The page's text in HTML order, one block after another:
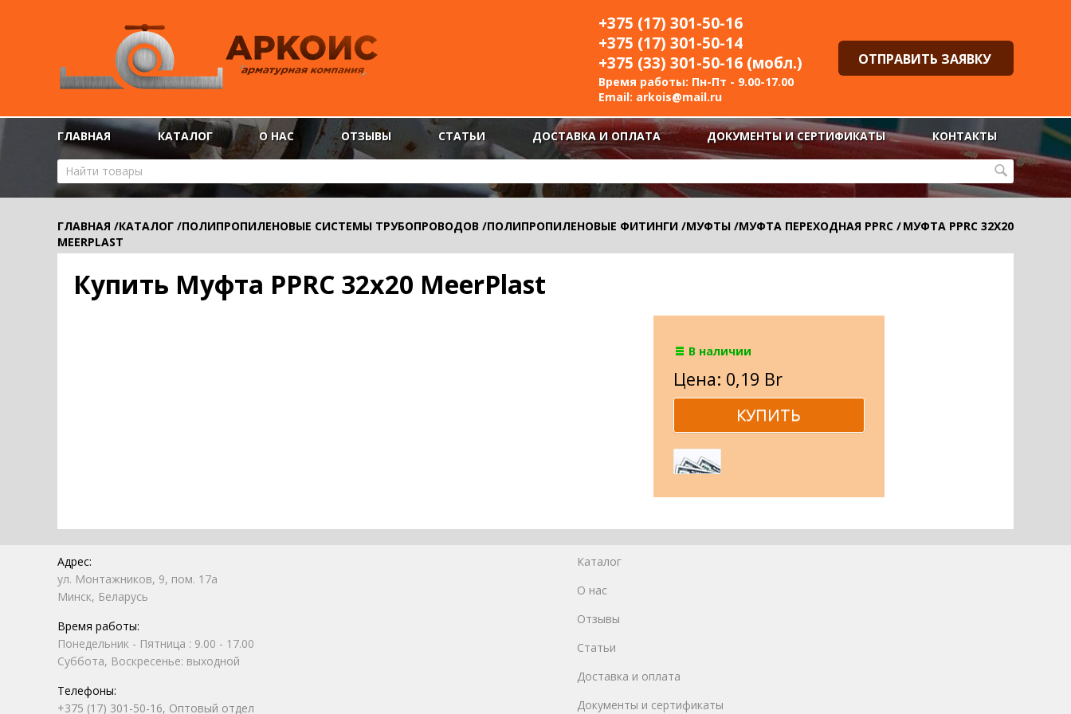
+375 (17) 301-50-16
+375 (17) 301-50-14
+375 (33) 301-50-16 (мобл.)
Время работы: Пн-Пт - 9.00-17.00
Email: arkois@mail.ru
ОТПРАВИТЬ ЗАЯВКУ
ГЛАВНАЯ КАТАЛОГ О НАС ОТЗЫВЫ СТАТЬИ ДОСТАВКА И ОПЛАТА ДОКУМЕНТЫ И СЕРТИФИКАТЫ КОНТАКТЫ
ГЛАВНАЯ /КАТАЛОГ /ПОЛИПРОПИЛЕНОВЫЕ СИСТЕМЫ ТРУБОПРОВОДОВ /ПОЛИПРОПИЛЕНОВЫЕ ФИТИНГИ /МУФТЫ /МУФТА ПЕРЕХОДНАЯ PPRC /МУФТА PPRC 32Х20
MEERPLAST
Купить Муфта PPRC 32х20 MeerPlast
В наличии
Цена: 0,19 Br
Адрес:
ул. Монтажников, 9, пом. 17а
Минск, Беларусь
Время работы:
Понедельник - Пятница : 9.00 - 17.00
Суббота, Воскресенье: выходной
Телефоны:
+375 (17) 301-50-16, Оптовый отдел
Каталог
О нас
Отзывы
Статьи
Доставка и оплата
Документы и сертификаты